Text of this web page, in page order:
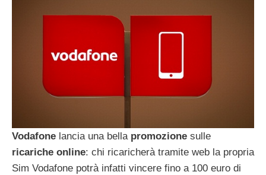
Vodafone lancia una bella promozione sulle
ricariche online: chi ricaricherà tramite web la propria
Sim Vodafone potrà infatti vincere fino a 100 euro di